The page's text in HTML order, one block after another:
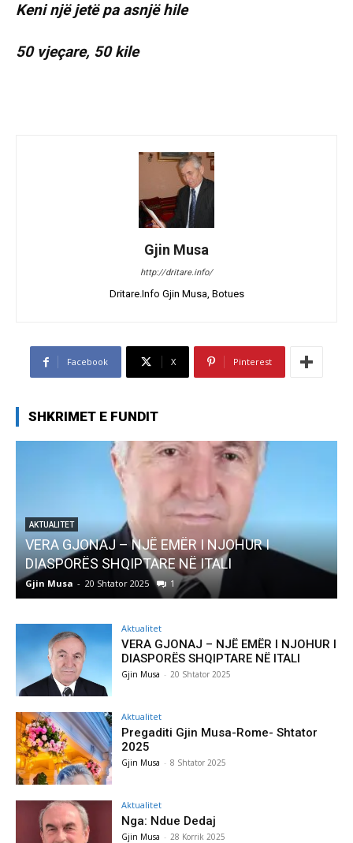
Keni një jetë pa asnjë hile
50 vjeçare, 50 kile
Gjin Musa
http://dritare.info/
Dritare.Info Gjin Musa, Botues
Facebook X Pinterest
SHKRIMET E FUNDIT
I NJOHUR I
ITALI
AKTUALITET
Pregaditi Gjin Musa-Rome-
Gjin Musa 8 Shtator 2025
Aktualitet
VERA GJONAJ – NJË EMËR I NJOHUR I
DIASPORËS SHQIPTARE NË ITALI
Gjin Musa - 20 Shtator 2025
Aktualitet
Pregaditi Gjin Musa-Rome- Shtator
2025
Gjin Musa - 8 Shtator 2025
Aktualitet
Nga: Ndue Dedaj
Gjin Musa - 28 Korrik 2025